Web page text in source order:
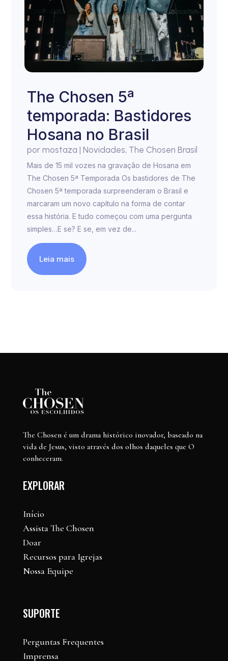
The Chosen 5ª
temporada: Bastidores
Hosana no Brasil
por mostaza | Novidades, The Chosen Brasil
Mais de 15 mil vozes na gravação de Hosana em
The Chosen 5ª Temporada Os bastidores de The
Chosen 5ª temporada surpreenderam o Brasil e
marcaram um novo capítulo na forma de contar
essa história. E tudo começou com uma pergunta
simples…E se? E se, em vez de...
Leia mais
The Chosen é um drama histórico inovador, baseado na
vida de Jesus, visto através dos olhos daqueles que O
conheceram.
EXPLORAR
Início
Assista The Chosen
Doar
Recursos para Igrejas
Nossa Equipe
SUPORTE
Perguntas Frequentes
Imprensa